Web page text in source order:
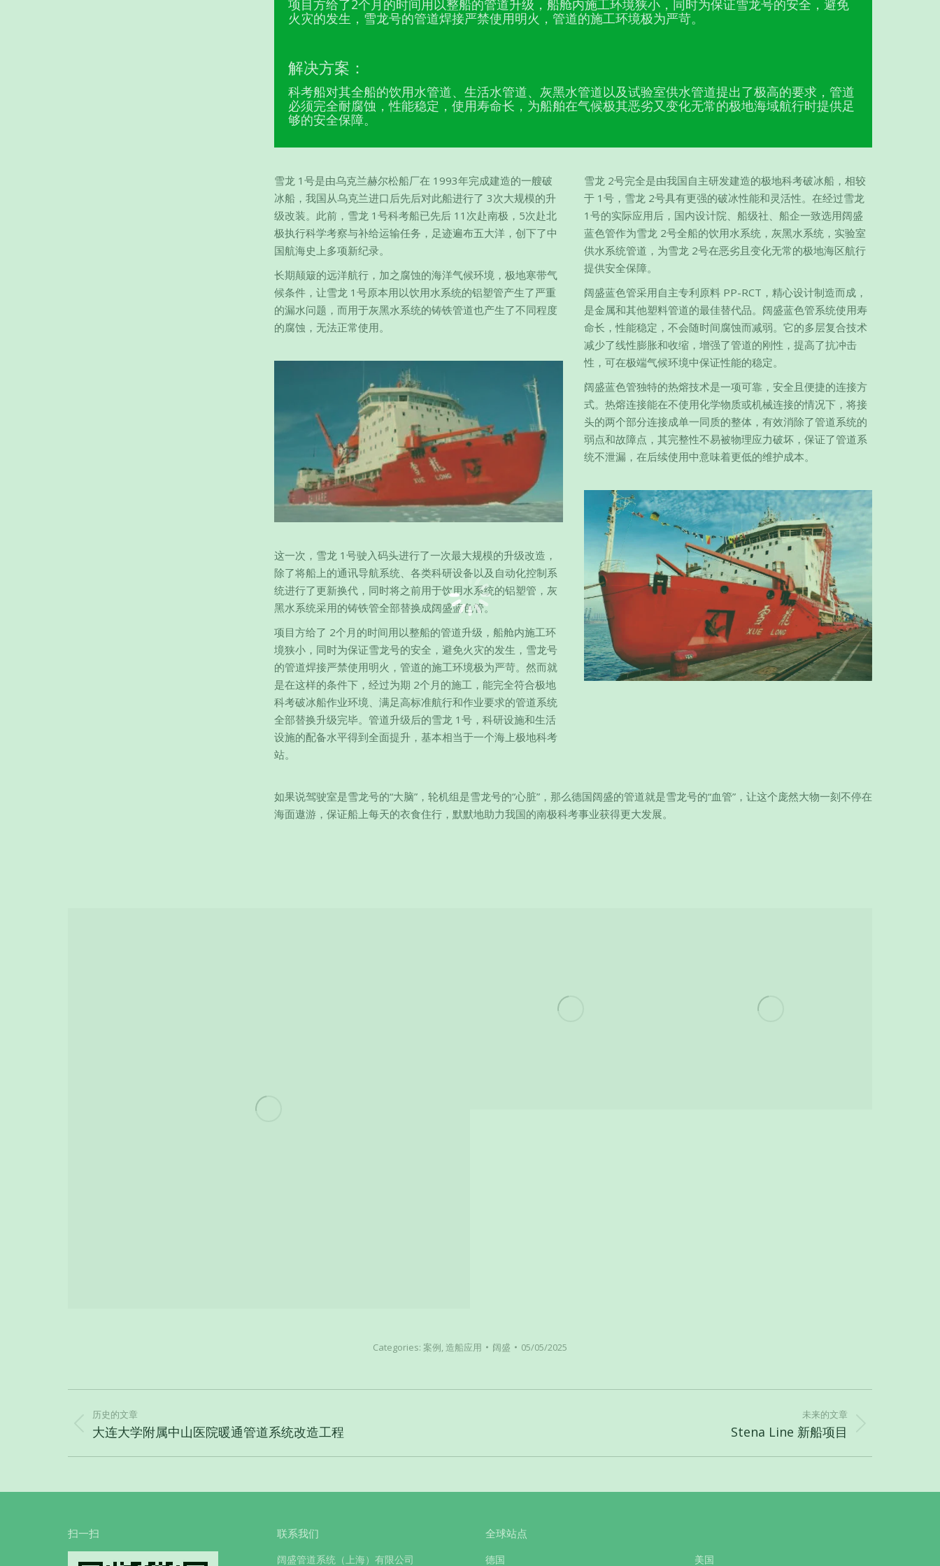
项目方给了2个月的时间用以整船的管道升级，船舱内施工环境狭小，同时为保证雪龙号的安全，避免
火灾的发生，雪龙号的管道焊接严禁使用明火，管道的施工环境极为严苛。
解决方案：
科考船对其全船的饮用水管道、生活水管道、灰黑水管道以及试验室供水管道提出了极高的要求，管道
必须完全耐腐蚀，性能稳定，使用寿命长，为船舶在气候极其恶劣又变化无常的极地海域航行时提供足
够的安全保障。
雪龙 1号是由乌克兰赫尔松船厂在 1993年完成建造的一艘破
冰船，我国从乌克兰进口后先后对此船进行了 3次大规模的升
级改装。此前，雪龙 1号科考船已先后 11次赴南极，5次赴北
极执行科学考察与补给运输任务，足迹遍布五大洋，创下了中
国航海史上多项新纪录。
长期颠簸的远洋航行，加之腐蚀的海洋气候环境，极地寒带气
候条件，让雪龙 1号原本用以饮用水系统的铝塑管产生了严重
的漏水问题，而用于灰黑水系统的铸铁管道也产生了不同程度
的腐蚀，无法正常使用。
这一次，雪龙 1号驶入码头进行了一次最大规模的升级改造，
除了将船上的通讯导航系统、各类科研设备以及自动化控制系
统进行了更新换代，同时将之前用于饮用水系统的铝塑管，灰
黑水系统采用的铸铁管全部替换成阔盛蓝色管。
项目方给了 2个月的时间用以整船的管道升级，船舱内施工环
境狭小，同时为保证雪龙号的安全，避免火灾的发生，雪龙号
的管道焊接严禁使用明火，管道的施工环境极为严苛。然而就
是在这样的条件下，经过为期 2个月的施工，能完全符合极地
科考破冰船作业环境、满足高标准航行和作业要求的管道系统
全部替换升级完毕。管道升级后的雪龙 1号，科研设施和生活
设施的配备水平得到全面提升，基本相当于一个海上极地科考
站。
雪龙 2号完全是由我国自主研发建造的极地科考破冰船，相较
于 1号，雪龙 2号具有更强的破冰性能和灵活性。在经过雪龙
1号的实际应用后，国内设计院、船级社、船企一致选用阔盛
蓝色管作为雪龙 2号全船的饮用水系统，灰黑水系统，实验室
供水系统管道，为雪龙 2号在恶劣且变化无常的极地海区航行
提供安全保障。
阔盛蓝色管采用自主专利原料 PP-RCT，精心设计制造而成，
是金属和其他塑料管道的最佳替代品。阔盛蓝色管系统使用寿
命长，性能稳定，不会随时间腐蚀而减弱。它的多层复合技术
减少了线性膨胀和收缩，增强了管道的刚性，提高了抗冲击
性，可在极端气候环境中保证性能的稳定。
阔盛蓝色管独特的热熔技术是一项可靠，安全且便捷的连接方
式。热熔连接能在不使用化学物质或机械连接的情况下，将接
头的两个部分连接成单一同质的整体，有效消除了管道系统的
弱点和故障点，其完整性不易被物理应力破坏，保证了管道系
统不泄漏，在后续使用中意味着更低的维护成本。
如果说驾驶室是雪龙号的“大脑”，轮机组是雪龙号的“心脏”，那么德国阔盛的管道就是雪龙号的“血管”，让这个庞然大物一刻不停在
海面遨游，保证船上每天的衣食住行，默默地助力我国的南极科考事业获得更大发展。
Categories: 案例, 造船应用 阔盛 05/05/2025
航
历史的文章
上
大连大学附属中山医院暖通管道系统改造工程
未来的文章
Stena Line 新船项目
扫一扫 联系我们
阔盛管道系统（上海）有限公司
全球站点
德国 美国